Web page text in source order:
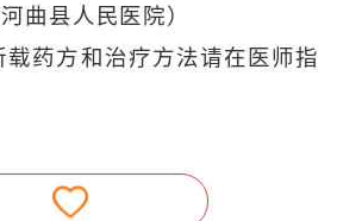
曲县人民医院）
载药方和治疗方法请在医师指